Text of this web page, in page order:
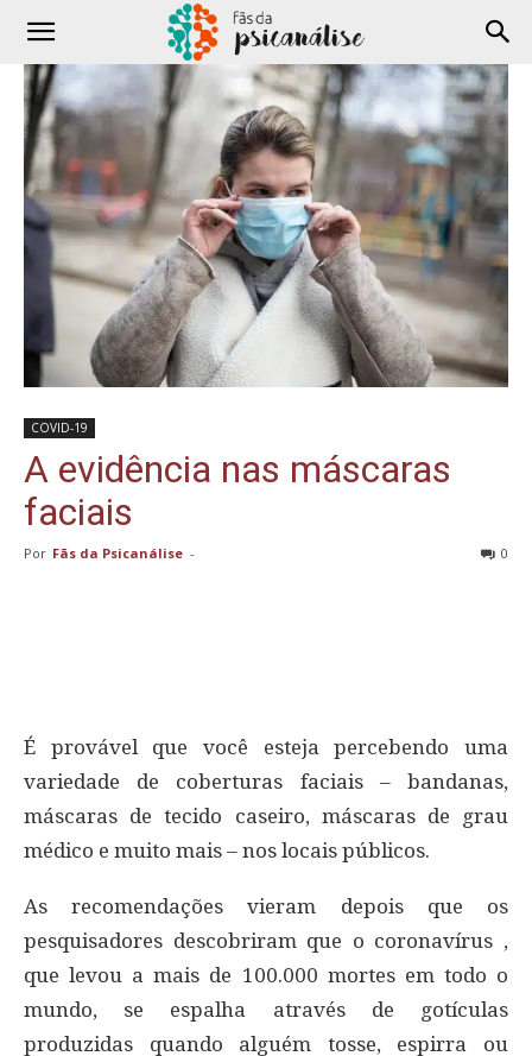
COVID-19
A evidência nas máscaras
faciais
Por Fãs da Psicanálise - 0
É provável que você esteja percebendo uma
variedade de coberturas faciais – bandanas,
máscaras de tecido caseiro, máscaras de grau
médico e muito mais – nos locais públicos.
As recomendações vieram depois que os
pesquisadores descobriram que o coronavírus ,
que levou a mais de 100.000 mortes em todo o
mundo, se espalha através de gotículas
produzidas quando alguém tosse, espirra ou